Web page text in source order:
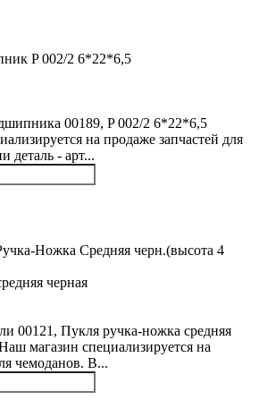
00189, P 002/2 6*22*6,5
на продаже запчастей для
деталь - арт...
черная
00121, Пукля ручка-ножка средняя
магазин специализируется на
чемоданов. В...